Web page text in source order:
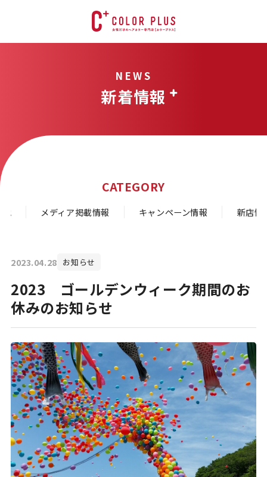
NEWS
新着情報
CATEGORY
他 メディア掲載情報 キャンペーン情報 新店情
2023.04.28 お知らせ
2023 ゴールデンウィーク期間のお
休みのお知らせ